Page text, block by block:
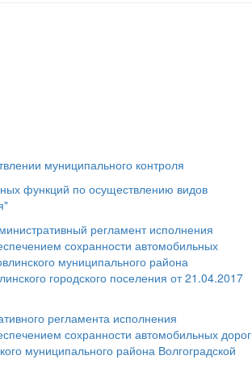
муниципального контроля
функций по осуществлению видов
регламент исполнения
сохранности автомобильных
муниципального района
городского поселения от 21.04.2017
регламента исполнения
сохранности автомобильных дорог
муниципального района Волгоградской